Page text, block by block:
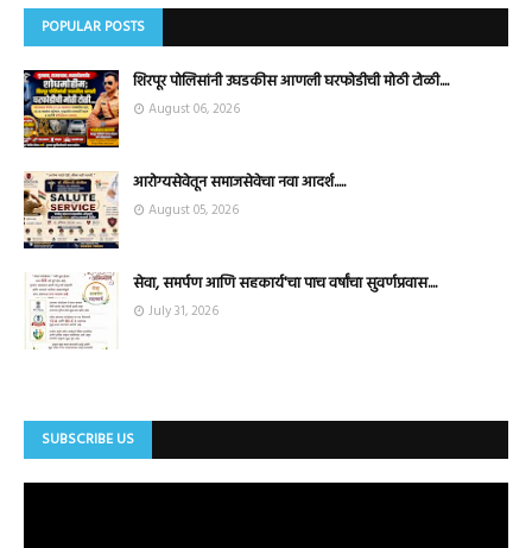
POPULAR POSTS
शिरपूर पोलिसांनी उघडकीस आणली घरफोडीची मोठी टोळी....
August 06, 2026
आरोग्यसेवेतून समाजसेवेचा नवा आदर्श.....
August 05, 2026
सेवा, समर्पण आणि सहकार्य'चा पाच वर्षांचा सुवर्णप्रवास....
July 31, 2026
SUBSCRIBE US